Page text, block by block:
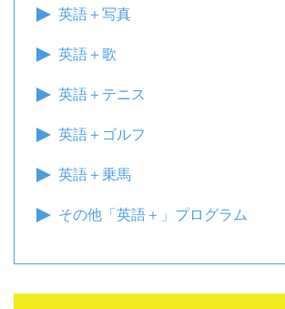
英語＋写真
英語＋歌
英語＋テニス
英語＋ゴルフ
英語＋乗馬
その他「英語＋」プログラム